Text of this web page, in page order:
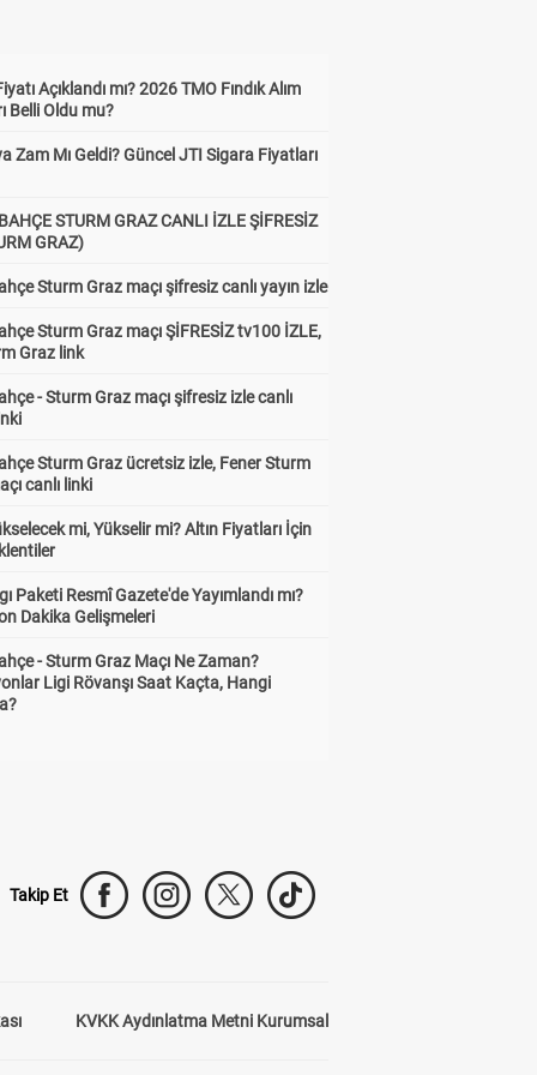
Açıklandı mı? 2026 TMO Fındık Alım
Belli Oldu mu?
Zam Mı Geldi? Güncel JTI Sigara Fiyatları
STURM GRAZ CANLI İZLE ŞİFRESİZ
GRAZ)
Sturm Graz maçı şifresiz canlı yayın izle
Sturm Graz maçı ŞİFRESİZ tv100 İZLE,
Graz link
- Sturm Graz maçı şifresiz izle canlı
Sturm Graz ücretsiz izle, Fener Sturm
canlı linki
mi, Yükselir mi? Altın Fiyatları İçin
Paketi Resmî Gazete'de Yayımlandı mı?
Dakika Gelişmeleri
- Sturm Graz Maçı Ne Zaman?
Ligi Rövanşı Saat Kaçta, Hangi
Takip Et
KVKK Aydınlatma Metni Kurumsal